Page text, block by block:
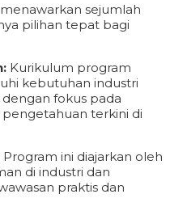
sejumlah
pilihan tepat bagi
Kurikulum program
kebutuhan industri
fokus pada
terkini di
Program ini diajarkan oleh
di industri dan
praktis dan